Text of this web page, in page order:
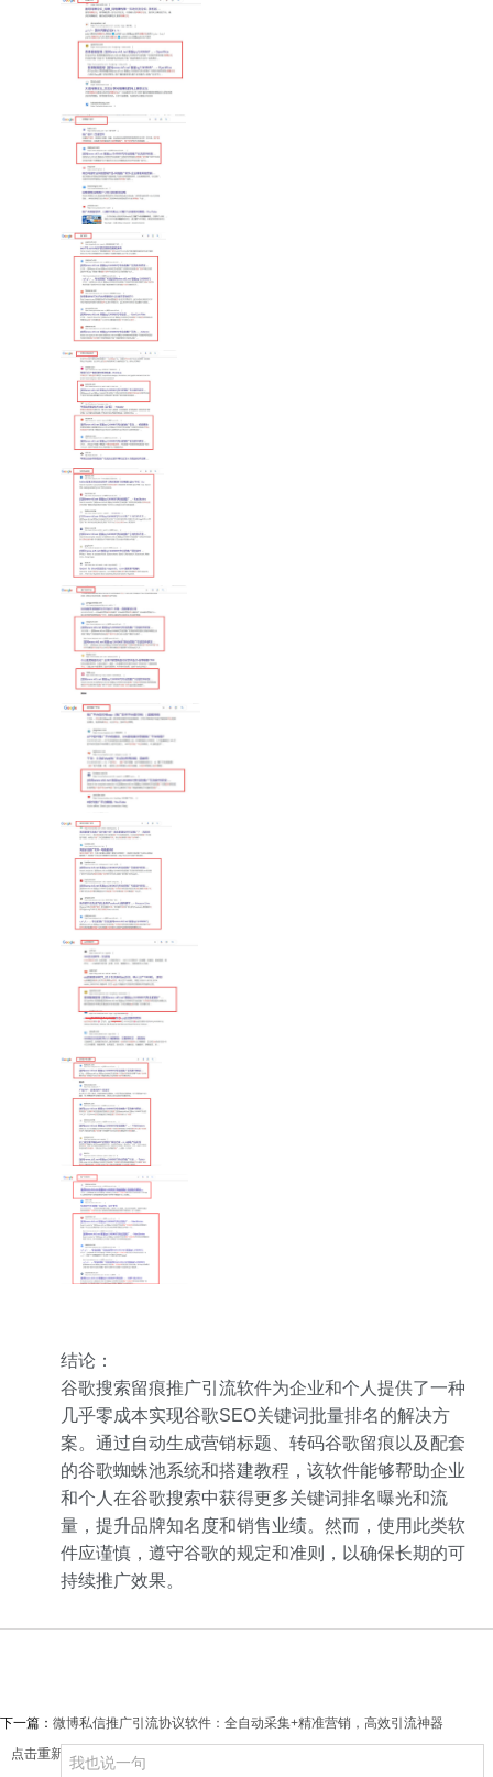
结论：
谷歌搜索留痕推广引流软件为企业和个人提供了一种
几乎零成本实现谷歌SEO关键词批量排名的解决方
案。通过自动生成营销标题、转码谷歌留痕以及配套
的谷歌蜘蛛池系统和搭建教程，该软件能够帮助企业
和个人在谷歌搜索中获得更多关键词排名曝光和流
量，提升品牌知名度和销售业绩。然而，使用此类软
件应谨慎，遵守谷歌的规定和准则，以确保长期的可
持续推广效果。
下一篇： 微博私信推广引流协议软件：全自动采集+精准营销，高效引流神器
点击重新加载